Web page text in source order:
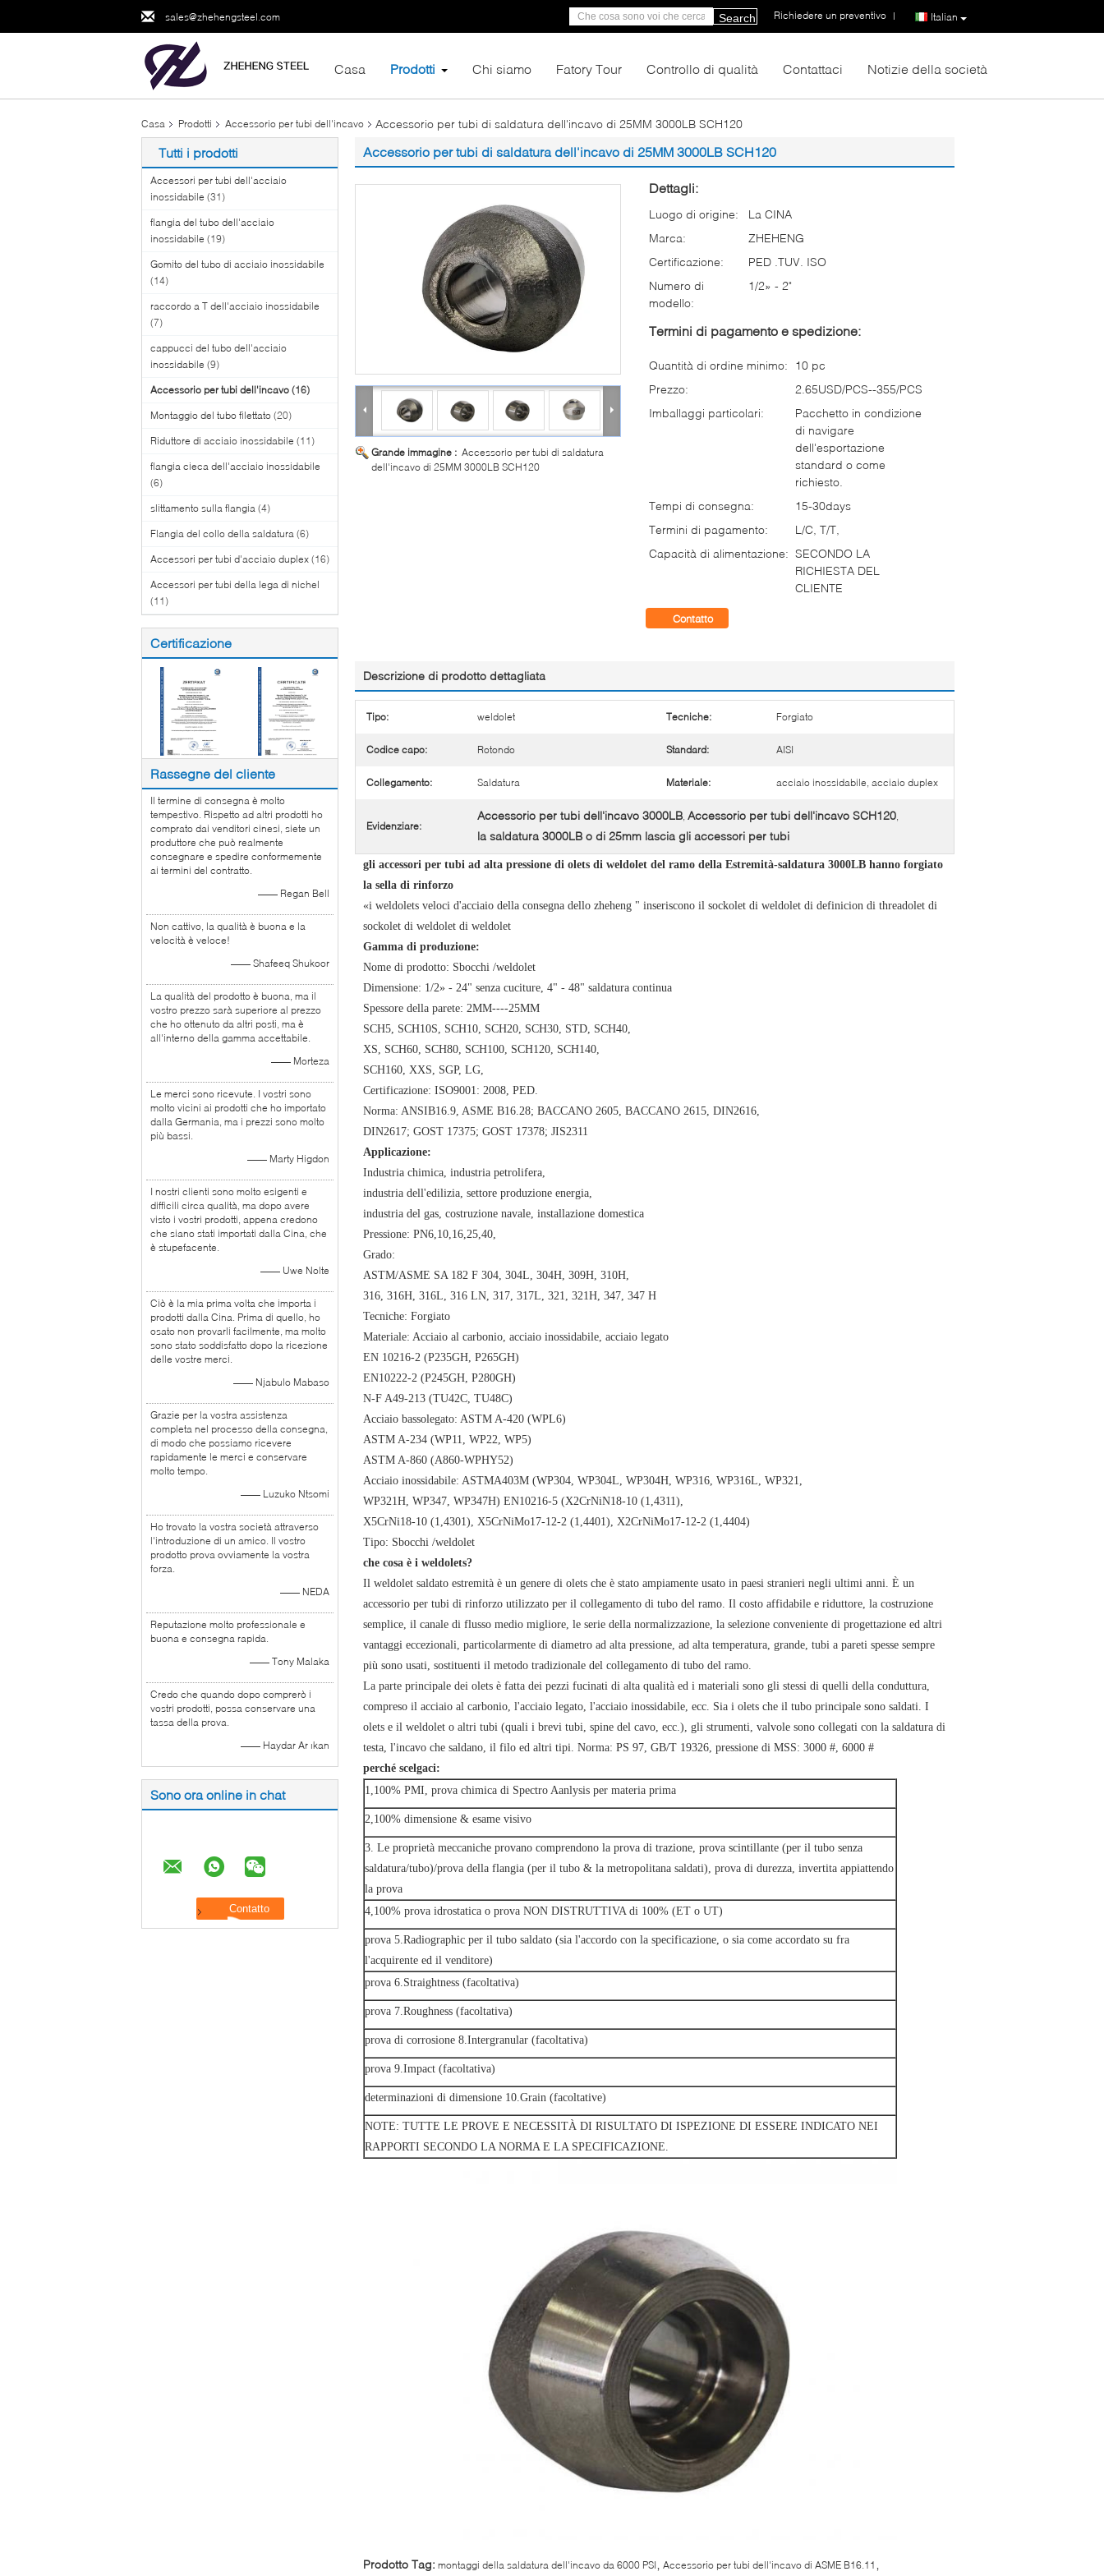
sales@zhehengsteel.com Italian
Richiedere un preventivo |
Search
Casa Prodotti Chi siamo Fatory Tour Controllo di qualità Contattaci Notizie della società
Casa Prodotti Accessorio per tubi dell'incavo Accessorio per tubi di saldatura dell'incavo di 25MM 3000LB SCH120
Tutti i prodotti
Accessori per tubi dell'acciaio
inossidabile (31)
flangia del tubo dell'acciaio
inossidabile (19)
Gomito del tubo di acciaio inossidabile
(14)
raccordo a T dell'acciaio inossidabile
(7)
cappucci del tubo dell'acciaio
inossidabile (9)
Accessorio per tubi dell'incavo (16)
Montaggio del tubo filettato (20)
Riduttore di acciaio inossidabile (11)
flangia cieca dell'acciaio inossidabile
(6)
slittamento sulla flangia (4)
Flangia del collo della saldatura (6)
Accessori per tubi d'acciaio duplex (16)
Accessori per tubi della lega di nichel
(11)
Certificazione
Rassegne del cliente
Il termine di consegna è molto
tempestivo. Rispetto ad altri prodotti ho
comprato dai venditori cinesi, siete un
produttore che può realmente
consegnare e spedire conformemente
ai termini del contratto.
—— Regan Bell
Non cattivo, la qualità è buona e la
velocità è veloce!
—— Shafeeq Shukoor
La qualità del prodotto è buona, ma il
vostro prezzo sarà superiore al prezzo
che ho ottenuto da altri posti, ma è
all'interno della gamma accettabile.
—— Morteza
Le merci sono ricevute. I vostri sono
molto vicini ai prodotti che ho importato
dalla Germania, ma i prezzi sono molto
più bassi.
—— Marty Higdon
I nostri clienti sono molto esigenti e
difficili circa qualità, ma dopo avere
visto i vostri prodotti, appena credono
che siano stati importati dalla Cina, che
è stupefacente.
—— Uwe Nolte
Ciò è la mia prima volta che importa i
prodotti dalla Cina. Prima di quello, ho
osato non provarli facilmente, ma molto
sono stato soddisfatto dopo la ricezione
delle vostre merci.
—— Njabulo Mabaso
Grazie per la vostra assistenza
completa nel processo della consegna,
di modo che possiamo ricevere
rapidamente le merci e conservare
molto tempo.
—— Luzuko Ntsomi
Ho trovato la vostra società attraverso
l'introduzione di un amico. Il vostro
prodotto prova ovviamente la vostra
forza.
—— NEDA
Reputazione molto professionale e
buona e consegna rapida.
—— Tony Malaka
Credo che quando dopo comprerò i
vostri prodotti, possa conservare una
tassa della prova.
—— Haydar Ar ıkan
Sono ora online in chat
Accessorio per tubi di saldatura dell'incavo di 25MM 3000LB SCH120
Grande immagine : Accessorio per tubi di saldatura
dell'incavo di 25MM 3000LB SCH120
Dettagli:
Luogo di origine:
La CINA
Marca:
ZHEHENG
Certificazione:
PED .TUV. ISO
Numero di
modello:
1/2» - 2"
Termini di pagamento e spedizione:
Quantità di ordine minimo:
10 pc
Prezzo:
2.65USD/PCS--355/PCS
Imballaggi particolari:
Pacchetto in condizione
di navigare
dell'esportazione
standard o come
richiesto.
Tempi di consegna:
15-30days
Termini di pagamento:
L/C, T/T,
Capacità di alimentazione: SECONDO LA
RICHIESTA DEL
CLIENTE
Contatto
Descrizione di prodotto dettagliata
Tipo: weldolet Tecniche: Forgiato
Codice capo: Rotondo Standard: AISI
Collegamento: Saldatura Materiale: acciaio inossidabile, acciaio duplex
Evidenziare:
Accessorio per tubi dell'incavo 3000LB, Accessorio per tubi dell'incavo SCH120,
la saldatura 3000LB o di 25mm lascia gli accessori per tubi
gli accessori per tubi ad alta pressione di olets di weldolet del ramo della Estremità-saldatura 3000LB hanno forgiato
la sella di rinforzo
«i weldolets veloci d'acciaio della consegna dello zheheng " inseriscono il sockolet di weldolet di definicion di threadolet di
sockolet di weldolet di weldolet
Gamma di produzione:
Nome di prodotto: Sbocchi /weldolet
Dimensione: 1/2» - 24" senza cuciture, 4" - 48" saldatura continua
Spessore della parete: 2MM----25MM
SCH5, SCH10S, SCH10, SCH20, SCH30, STD, SCH40,
XS, SCH60, SCH80, SCH100, SCH120, SCH140,
SCH160, XXS, SGP, LG,
Certificazione: ISO9001: 2008, PED.
Norma: ANSIB16.9, ASME B16.28; BACCANO 2605, BACCANO 2615, DIN2616,
DIN2617; GOST 17375; GOST 17378; JIS2311
Applicazione:
Industria chimica, industria petrolifera,
industria dell'edilizia, settore produzione energia,
industria del gas, costruzione navale, installazione domestica
Pressione: PN6,10,16,25,40,
Grado:
ASTM/ASME SA 182 F 304, 304L, 304H, 309H, 310H,
316, 316H, 316L, 316 LN, 317, 317L, 321, 321H, 347, 347 H
Tecniche: Forgiato
Materiale: Acciaio al carbonio, acciaio inossidabile, acciaio legato
EN 10216-2 (P235GH, P265GH)
EN10222-2 (P245GH, P280GH)
N-F A49-213 (TU42C, TU48C)
Acciaio bassolegato: ASTM A-420 (WPL6)
ASTM A-234 (WP11, WP22, WP5)
ASTM A-860 (A860-WPHY52)
Acciaio inossidabile: ASTMA403M (WP304, WP304L, WP304H, WP316, WP316L, WP321,
WP321H, WP347, WP347H) EN10216-5 (X2CrNiN18-10 (1,4311),
X5CrNi18-10 (1,4301), X5CrNiMo17-12-2 (1,4401), X2CrNiMo17-12-2 (1,4404)
Tipo: Sbocchi /weldolet
che cosa è i weldolets?
Il weldolet saldato estremità è un genere di olets che è stato ampiamente usato in paesi stranieri negli ultimi anni. È un
accessorio per tubi di rinforzo utilizzato per il collegamento di tubo del ramo. Il costo affidabile e riduttore, la costruzione
semplice, il canale di flusso medio migliore, le serie della normalizzazione, la selezione conveniente di progettazione ed altri
vantaggi eccezionali, particolarmente di diametro ad alta pressione, ad alta temperatura, grande, tubi a pareti spesse sempre
più sono usati, sostituenti il metodo tradizionale del collegamento di tubo del ramo.
La parte principale dei olets è fatta dei pezzi fucinati di alta qualità ed i materiali sono gli stessi di quelli della conduttura,
compreso il acciaio al carbonio, l'acciaio legato, l'acciaio inossidabile, ecc. Sia i olets che il tubo principale sono saldati. I
olets e il weldolet o altri tubi (quali i brevi tubi, spine del cavo, ecc.), gli strumenti, valvole sono collegati con la saldatura di
testa, l'incavo che saldano, il filo ed altri tipi. Norma: PS 97, GB/T 19326, pressione di MSS: 3000 #, 6000 #
perché scelgaci:
1,100% PMI, prova chimica di Spectro Aanlysis per materia prima
2,100% dimensione & esame visivo
3. Le proprietà meccaniche provano comprendono la prova di trazione, prova scintillante (per il tubo senza
saldatura/tubo)/prova della flangia (per il tubo & la metropolitana saldati), prova di durezza, invertita appiattendo
la prova
4,100% prova idrostatica o prova NON DISTRUTTIVA di 100% (ET o UT)
prova 5.Radiographic per il tubo saldato (sia l'accordo con la specificazione, o sia come accordato su fra
l'acquirente ed il venditore)
prova 6.Straightness (facoltativa)
prova 7.Roughness (facoltativa)
prova di corrosione 8.Intergranular (facoltativa)
prova 9.Impact (facoltativa)
determinazioni di dimensione 10.Grain (facoltative)
NOTE: TUTTE LE PROVE E NECESSITÀ DI RISULTATO DI ISPEZIONE DI ESSERE INDICATO NEI
RAPPORTI SECONDO LA NORMA E LA SPECIFICAZIONE.
Prodotto Tag: montaggi della saldatura dell'incavo da 6000 PSI Accessorio per tubi dell'incavo di ASME B16.11